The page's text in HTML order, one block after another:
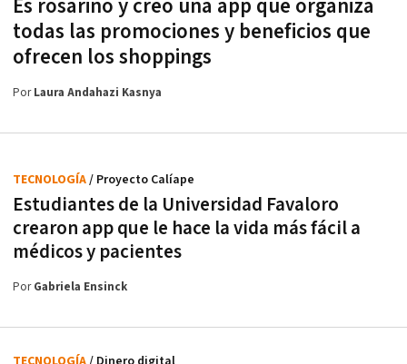
Es rosarino y creó una app que organiza
todas las promociones y beneficios que
ofrecen los shoppings
PorLaura Andahazi Kasnya
Estudiantes de la Universidad Favaloro
crearon app que le hace la vida más fácil a
médicos y pacientes
TECNOLOGÍA/ Proyecto Calíape
PorGabriela Ensinck